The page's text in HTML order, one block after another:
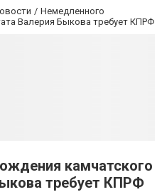
Немедленного
Валерия Быкова требует КПРФ
камчатского
требует КПРФ